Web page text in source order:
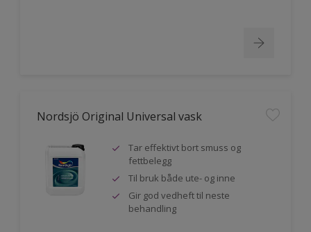
Nordsjö Original Universal vask
Tar effektivt bort smuss og
fettbelegg
Til bruk både ute- og inne
Gir god vedheft til neste
behandling